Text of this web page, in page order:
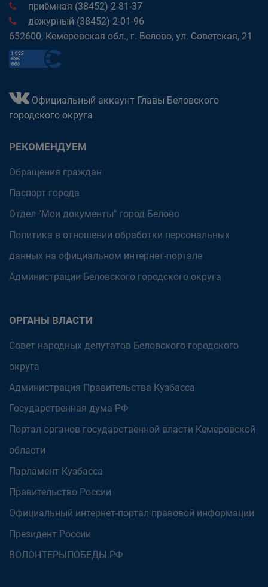
приёмная (38452) 2-81-37
дежурный (38452) 2-01-96
652600, Кемеровская обл., г. Белово, ул. Советская, 21
Официальный аккаунт Главы Беловского
городского округа
РЕКОМЕНДУЕМ
Обращения граждан
Паспорт города
Отдел "Мои документы" город Белово
Политика в отношении обработки персональных
данных на официальном интернет-портале
Администрации Беловского городского округа
ОРГАНЫ ВЛАСТИ
Совет народных депутатов Беловского городского
округа
Администрация Правительства Кузбасса
Государственная дума РФ
Портал органов государственной власти Кемеровской
области
Парламент Кузбасса
Правительство России
Официальный интернет-портал правовой информации
Президент России
ВОЛОНТЕРЫПОБЕДЫ.РФ